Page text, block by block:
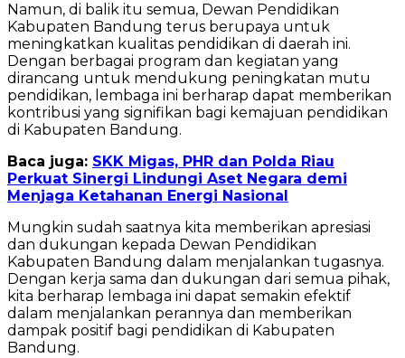
Namun, di balik itu semua, Dewan Pendidikan
Kabupaten Bandung terus berupaya untuk
meningkatkan kualitas pendidikan di daerah ini.
Dengan berbagai program dan kegiatan yang
dirancang untuk mendukung peningkatan mutu
pendidikan, lembaga ini berharap dapat memberikan
kontribusi yang signifikan bagi kemajuan pendidikan
di Kabupaten Bandung.
Baca juga: SKK Migas, PHR dan Polda Riau
Perkuat Sinergi Lindungi Aset Negara demi
Menjaga Ketahanan Energi Nasional
Mungkin sudah saatnya kita memberikan apresiasi
dan dukungan kepada Dewan Pendidikan
Kabupaten Bandung dalam menjalankan tugasnya.
Dengan kerja sama dan dukungan dari semua pihak,
kita berharap lembaga ini dapat semakin efektif
dalam menjalankan perannya dan memberikan
dampak positif bagi pendidikan di Kabupaten
Bandung.